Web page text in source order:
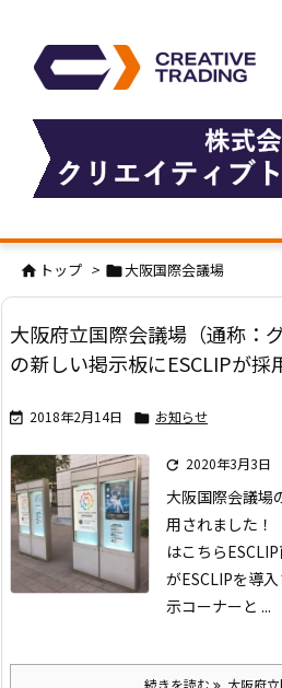
 トップ > 大阪国際会議場
大阪府立国際会議場（通称：
の新しい掲示板にESCLIPが採
 2018年2月14日  お知らせ
 2020年3月3日
大阪国際会議場
用されました！
はこちら
がESCLIPを導
示コーナーと ...
続きを読む 大阪府